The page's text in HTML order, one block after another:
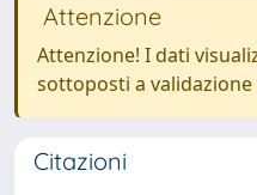
Attenzione
Attenzione! I dati
sottoposti a
Citazioni